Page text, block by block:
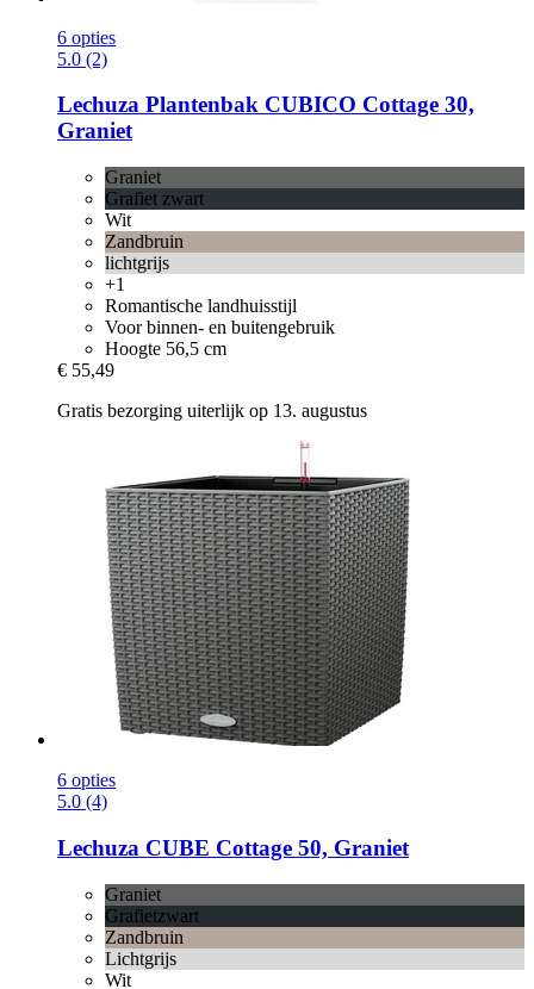
6 opties
5.0 (2)
Lechuza Plantenbak CUBICO Cottage 30,
Graniet
Graniet
Grafiet zwart
Wit
Zandbruin
lichtgrijs
+1
Romantische landhuisstijl
Voor binnen- en buitengebruik
Hoogte 56,5 cm
€ 55,49
Gratis bezorging uiterlijk op 13. augustus
6 opties
5.0 (4)
Lechuza CUBE Cottage 50, Graniet
Graniet
Grafietzwart
Zandbruin
Lichtgrijs
Wit